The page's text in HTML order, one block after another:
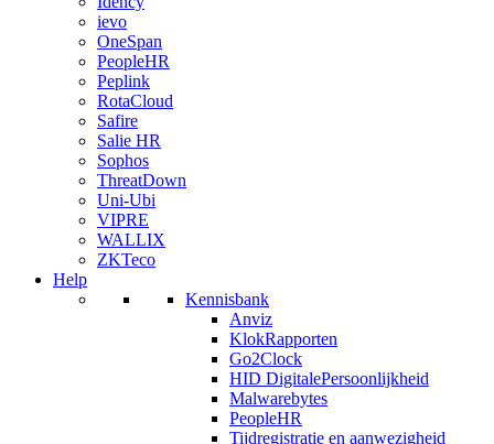
ievo
OneSpan
PeopleHR
Peplink
RotaCloud
Safire
Salie HR
Sophos
ThreatDown
Uni-Ubi
VIPRE
WALLIX
ZKTeco
Help
Kennisbank
Anviz
KlokRapporten
Go2Clock
HID DigitalePersoonlijkheid
Malwarebytes
PeopleHR
Tijdregistratie en aanwezigheid